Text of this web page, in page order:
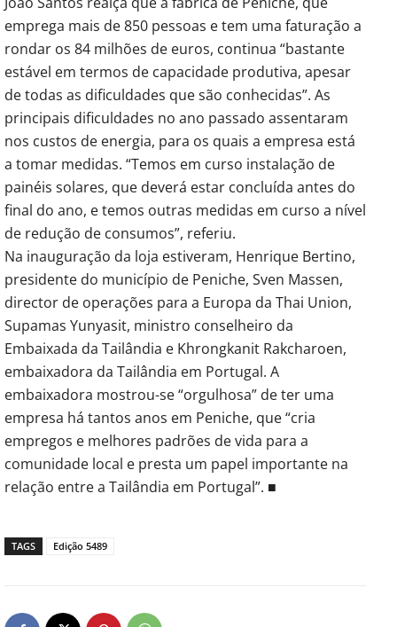
emprega mais de 850 pessoas e tem uma faturação a
rondar os 84 milhões de euros, continua “bastante
estável em termos de capacidade produtiva, apesar
de todas as dificuldades que são conhecidas”. As
principais dificuldades no ano passado assentaram
nos custos de energia, para os quais a empresa está
a tomar medidas. “Temos em curso instalação de
painéis solares, que deverá estar concluída antes do
final do ano, e temos outras medidas em curso a nível
de redução de consumos”, referiu.
Na inauguração da loja estiveram, Henrique Bertino,
presidente do município de Peniche, Sven Massen,
director de operações para a Europa da Thai Union,
Supamas Yunyasit, ministro conselheiro da
Embaixada da Tailândia e Khrongkanit Rakcharoen,
embaixadora da Tailândia em Portugal. A
embaixadora mostrou-se “orgulhosa” de ter uma
empresa há tantos anos em Peniche, que “cria
empregos e melhores padrões de vida para a
comunidade local e presta um papel importante na
relação entre a Tailândia em Portugal”. ■
TAGS Edição 5489